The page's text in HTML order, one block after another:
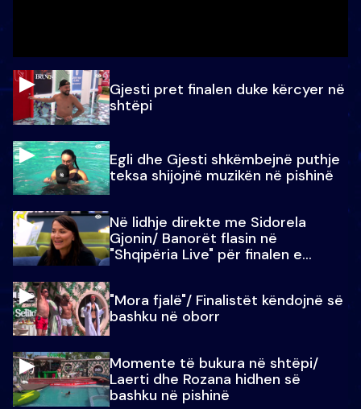
Gjesti pret finalen duke kërcyer në
shtëpi
Egli dhe Gjesti shkëmbejnë puthje
teksa shijojnë muzikën në pishinë
Në lidhje direkte me Sidorela
Gjonin/ Banorët flasin në
"Shqipëria Live" për finalen e
"Mora fjalë"/ Finalistët këndojnë së
bashku në oborr
Momente të bukura në shtëpi/
Laerti dhe Rozana hidhen së
bashku në pishinë